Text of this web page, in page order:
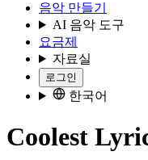
음악 만들기
AI 음악 도구
요금제
자료실
로그인
한국어
Coolest